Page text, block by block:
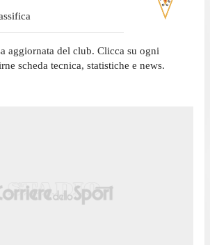
aggiornata del club. Clicca su ogni
scheda tecnica, statistiche e news.